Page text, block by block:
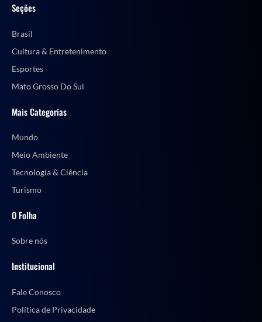
Seções
Brasil
Cultura & Entretenimento
Esportes
Mato Grosso Do Sul
Mais Categorias
Mundo
Meio Ambiente
Tecnologia & Ciência
Turismo
O Folha
Sobre nós
Institucional
Fale Conosco
Política de Privacidade